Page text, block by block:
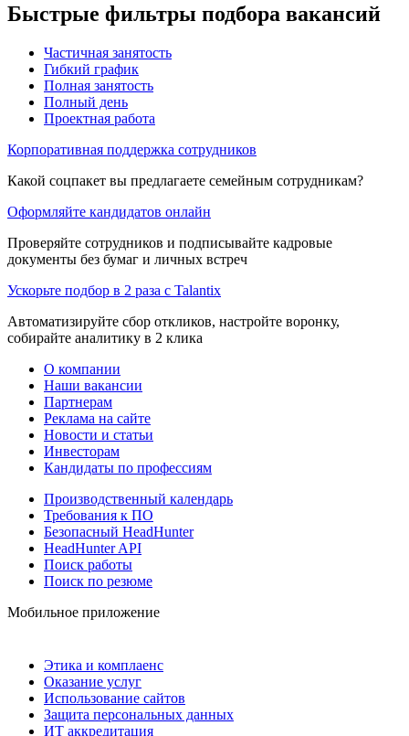
Быстрые фильтры подбора вакансий
Частичная занятость
Гибкий график
Полная занятость
Полный день
Проектная работа
Корпоративная поддержка сотрудников
Какой соцпакет вы предлагаете семейным сотрудникам?
Оформляйте кандидатов онлайн
Проверяйте сотрудников и подписывайте кадровые
документы без бумаг и личных встреч
Ускорьте подбор в 2 раза с Talantix
Автоматизируйте сбор откликов, настройте воронку,
собирайте аналитику в 2 клика
О компании
Наши вакансии
Партнерам
Реклама на сайте
Новости и статьи
Инвесторам
Кандидаты по профессиям
Производственный календарь
Требования к ПО
Безопасный HeadHunter
HeadHunter API
Поиск работы
Поиск по резюме
Мобильное приложение
Этика и комплаенс
Оказание услуг
Использование сайтов
Защита персональных данных
ИТ аккредитация